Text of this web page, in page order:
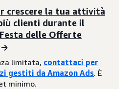
crescere la tua attività
clienti durante il
delle Offerte
limitata, contattaci per
gestiti da Amazon Ads. È
minimo.